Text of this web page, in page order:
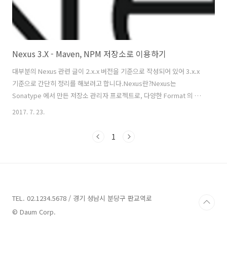
Nexus 3.X - Maven, NPM 저장소로 이용하기
대부분의 Nexus 관련 글이 2.x.x 버전을 기준으로 작성되어 있어 3.x.x
기준으로 간단히 정리를 해보려고 합니다.Nexus란?Nexus는
Sonatype 에서 만든 저장소 관리자 프로젝트로, 다양한 Format 의 사
설 저장소를 만들 수 있으며 메인 저장소를 Cache할 수 있는 기능 또한
Maven 에서 사용할 수 있는 가장 널리 사용되는 무료 저장소로 잘 알려
2017. 7. 23.
1
TEL. 02.1234.5678 / 경기 성남시 분당구 판교역로
© Daum Corp.